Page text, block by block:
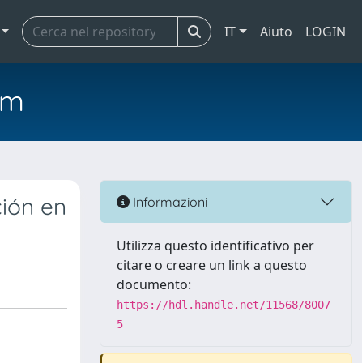
IT Aiuto LOGIN
en
Informazioni
Utilizza questo identificativo per
citare o creare un link a questo
documento:
https://hdl.handle.net/11568/8007
5